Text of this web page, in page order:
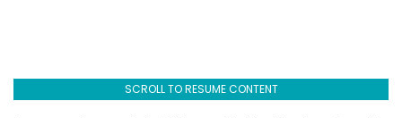
SCROLL TO RESUME CONTENT